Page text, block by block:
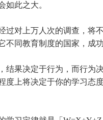
如此之大。
对上万人次的调查，将不
不同教育制度的国家，成
果决定于行为，而行为
度上将决定于你的学习态